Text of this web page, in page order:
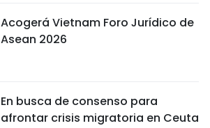
Acogerá Vietnam Foro Jurídico de
Asean 2026
En busca de consenso para
afrontar crisis migratoria en Ceuta